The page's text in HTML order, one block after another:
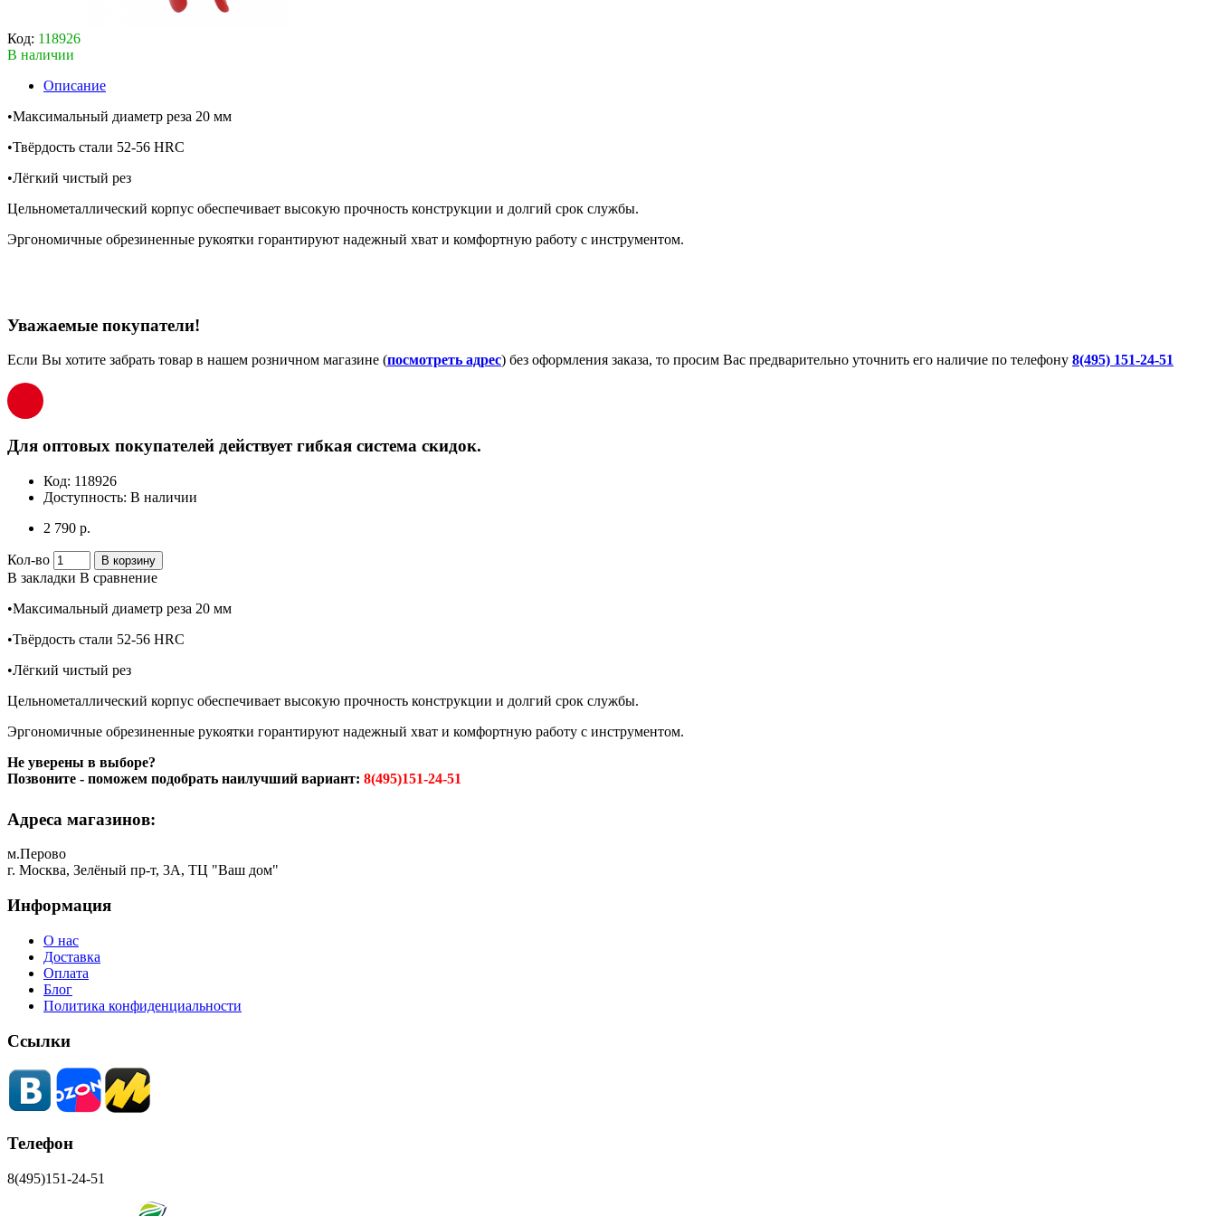
Код: 118926
В наличии
Описание
•Максимальный диаметр реза 20 мм
•Твёрдость стали 52-56 HRC
•Лёгкий чистый рез
Цельнометаллический корпус обеспечивает высокую прочность конструкции и долгий срок службы.
Эргономичные обрезиненные рукоятки горантируют надежный хват и комфортную работу с инструментом.
Уважаемые покупатели!
Если Вы хотите забрать товар в нашем розничном магазине (посмотреть адрес) без оформления заказа, то просим Вас предварительно уточнить его наличие по телефону 8(495) 151-24-51
Для оптовых покупателей действует гибкая система скидок.
Код: 118926
Доступность: В наличии
2 790 р.
Кол-во В корзину
В закладки В сравнение
•Максимальный диаметр реза 20 мм
•Твёрдость стали 52-56 HRC
•Лёгкий чистый рез
Цельнометаллический корпус обеспечивает высокую прочность конструкции и долгий срок службы.
Эргономичные обрезиненные рукоятки горантируют надежный хват и комфортную работу с инструментом.
Не уверены в выборе?
Позвоните - поможем подобрать наилучший вариант: 8(495)151-24-51
Адреса магазинов:
м.Перово
г. Москва, Зелёный пр-т, 3А, ТЦ "Ваш дом"
Информация
О нас
Доставка
Оплата
Блог
Политика конфиденциальности
Ссылки
Телефон
8(495)151-24-51